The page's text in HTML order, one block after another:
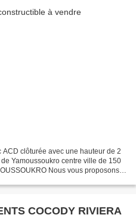
clôturée avec une hauteur de 2
Yamoussoukro centre ville de 150
Nous vous proposons
COCODY RIVIERA